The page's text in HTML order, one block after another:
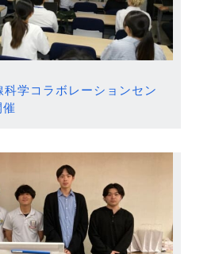
学コラボレーションセン